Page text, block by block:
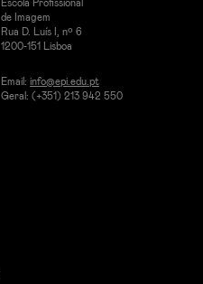
Escola Profissional
de Imagem
Rua D. Luís I, nº 6
1200-151 Lisboa
Email: info@epi.edu.pt
Geral: (+351) 213 942 550